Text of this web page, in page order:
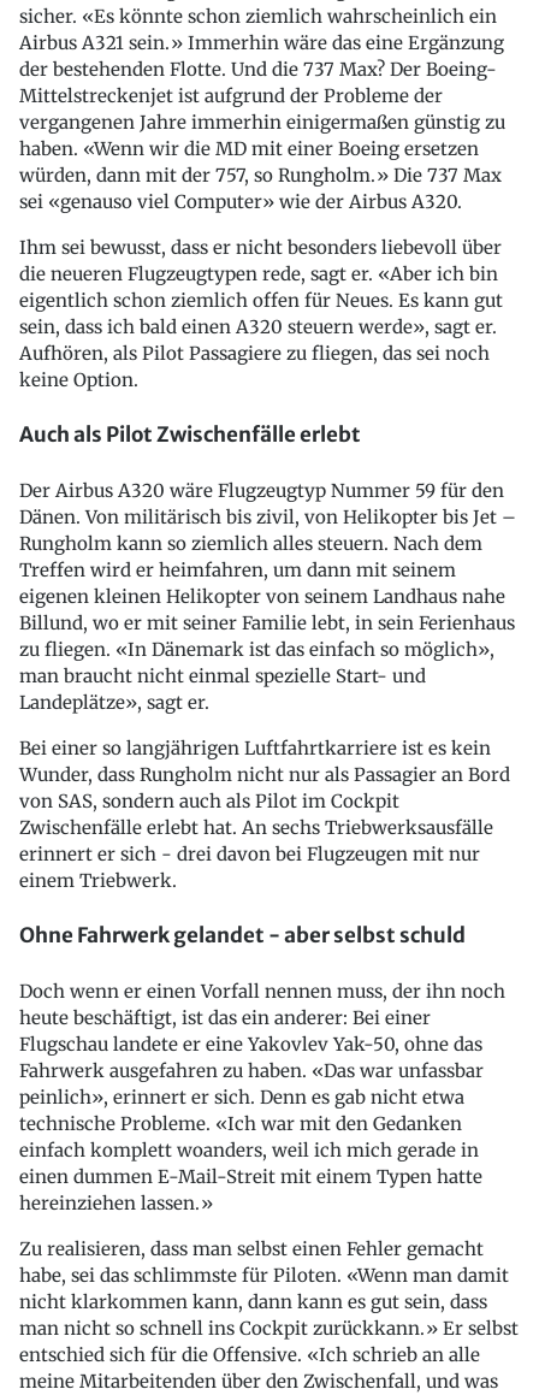
sicher. «Es könnte schon ziemlich wahrscheinlich ein
Airbus A321 sein.» Immerhin wäre das eine Ergänzung
der bestehenden Flotte. Und die 737 Max? Der Boeing-
Mittelstreckenjet ist aufgrund der Probleme der
vergangenen Jahre immerhin einigermaßen günstig zu
haben. «Wenn wir die MD mit einer Boeing ersetzen
würden, dann mit der 757, so Rungholm.» Die 737 Max
sei «genauso viel Computer» wie der Airbus A320.
Ihm sei bewusst, dass er nicht besonders liebevoll über
die neueren Flugzeugtypen rede, sagt er. «Aber ich bin
eigentlich schon ziemlich offen für Neues. Es kann gut
sein, dass ich bald einen A320 steuern werde», sagt er.
Aufhören, als Pilot Passagiere zu fliegen, das sei noch
keine Option.
Auch als Pilot Zwischenfälle erlebt
Der Airbus A320 wäre Flugzeugtyp Nummer 59 für den
Dänen. Von militärisch bis zivil, von Helikopter bis Jet –
Rungholm kann so ziemlich alles steuern. Nach dem
Treffen wird er heimfahren, um dann mit seinem
eigenen kleinen Helikopter von seinem Landhaus nahe
Billund, wo er mit seiner Familie lebt, in sein Ferienhaus
zu fliegen. «In Dänemark ist das einfach so möglich»,
man braucht nicht einmal spezielle Start- und
Landeplätze», sagt er.
Bei einer so langjährigen Luftfahrtkarriere ist es kein
Wunder, dass Rungholm nicht nur als Passagier an Bord
von SAS, sondern auch als Pilot im Cockpit
Zwischenfälle erlebt hat. An sechs Triebwerksausfälle
erinnert er sich - drei davon bei Flugzeugen mit nur
einem Triebwerk.
Ohne Fahrwerk gelandet - aber selbst schuld
Doch wenn er einen Vorfall nennen muss, der ihn noch
heute beschäftigt, ist das ein anderer: Bei einer
Flugschau landete er eine Yakovlev Yak-50, ohne das
Fahrwerk ausgefahren zu haben. «Das war unfassbar
peinlich», erinnert er sich. Denn es gab nicht etwa
technische Probleme. «Ich war mit den Gedanken
einfach komplett woanders, weil ich mich gerade in
einen dummen E-Mail-Streit mit einem Typen hatte
hereinziehen lassen.»
Zu realisieren, dass man selbst einen Fehler gemacht
habe, sei das schlimmste für Piloten. «Wenn man damit
nicht klarkommen kann, dann kann es gut sein, dass
man nicht so schnell ins Cockpit zurückkann.» Er selbst
entschied sich für die Offensive. «Ich schrieb an alle
meine Mitarbeitenden über den Zwischenfall, und was